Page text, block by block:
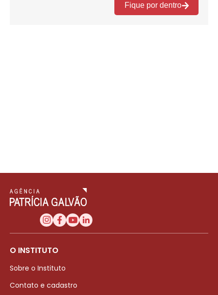
O INSTITUTO
Sobre o Instituto
Contato e cadastro